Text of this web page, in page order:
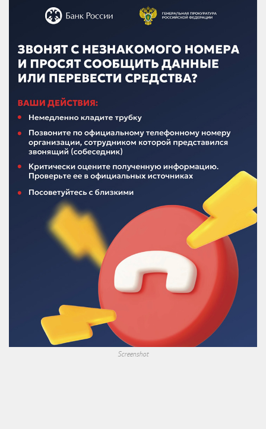
Screenshot